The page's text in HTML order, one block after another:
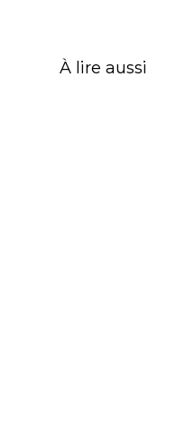
À lire aussi